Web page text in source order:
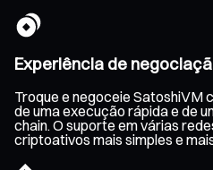
Experiência de
Troque e negoceie SatoshiVM
de uma execução rápida e de
chain. O suporte em várias
criptoativos mais simples e